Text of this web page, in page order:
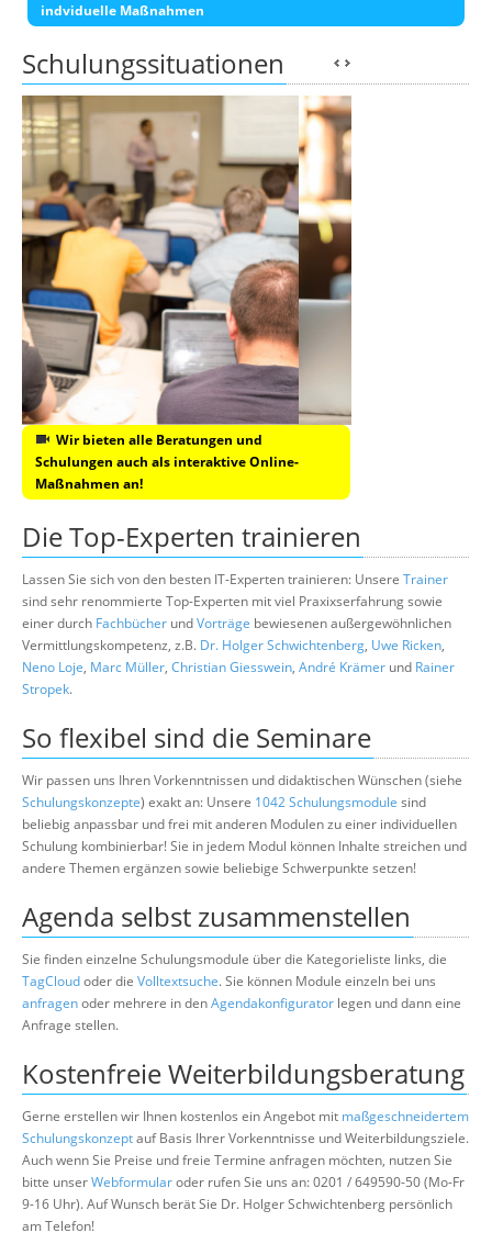
indviduelle Maßnahmen
Schulungssituationen
Wir bieten alle Beratungen und
Schulungen auch als interaktive Online-
Maßnahmen an!
Die Top-Experten trainieren
Lassen Sie sich von den besten IT-Experten trainieren: Unsere Trainer
sind sehr renommierte Top-Experten mit viel Praxixserfahrung sowie
einer durch Fachbücher undVorträge bewiesenen außergewöhnlichen
Vermittlungskompetenz, z.B. Dr. Holger Schwichtenberg, Uwe Ricken,
Neno Loje, Marc Müller, Christian Giesswein, André Krämer und Rainer
Stropek.
So flexibel sind die Seminare
Wir passen uns Ihren Vorkenntnissen und didaktischen Wünschen (siehe
Schulungskonzepte) exakt an: Unsere 1042 Schulungsmodule sind
beliebig anpassbar und frei mit anderen Modulen zu einer individuellen
Schulung kombinierbar! Sie in jedem Modul können Inhalte streichen und
andere Themen ergänzen sowie beliebige Schwerpunkte setzen!
Agenda selbst zusammenstellen
Sie finden einzelne Schulungsmodule über die Kategorieliste links, die
TagCloudoder die Volltextsuche. Sie können Module einzeln bei uns
anfragenoder mehrere in denAgendakonfigurator legen und dann eine
Anfrage stellen.
Kostenfreie Weiterbildungsberatung
Gerne erstellen wir Ihnen kostenlos ein Angebot mit maßgeschneidertem
Schulungskonzeptauf Basis Ihrer Vorkenntnisse und Weiterbildungsziele.
Auch wenn Sie Preise und freie Termine anfragen möchten, nutzen Sie
bitte unserWebformularoder rufen Sie uns an: 0201 / 649590-50 (Mo-Fr
9-16 Uhr). Auf Wunsch berät Sie Dr. Holger Schwichtenberg persönlich
am Telefon!